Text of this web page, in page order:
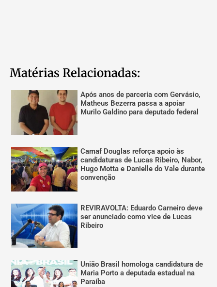
Matérias Relacionadas:
Após anos de parceria com Gervásio,
Matheus Bezerra passa a apoiar
Murilo Galdino para deputado federal
Camaf Douglas reforça apoio às
candidaturas de Lucas Ribeiro, Nabor,
Hugo Motta e Danielle do Vale durante
convenção
REVIRAVOLTA: Eduardo Carneiro deve
ser anunciado como vice de Lucas
Ribeiro
União Brasil homologa candidatura de
Maria Porto a deputada estadual na
Paraíba